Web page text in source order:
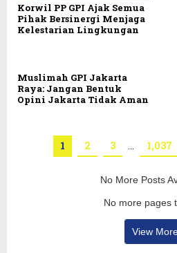
Korwil PP GPI Ajak Semua
Pihak Bersinergi Menjaga
Kelestarian Lingkungan
Muslimah GPI Jakarta
Raya: Jangan Bentuk
Opini Jakarta Tidak Aman
1 2 3 … 1,037
No More Posts
No more pages
View